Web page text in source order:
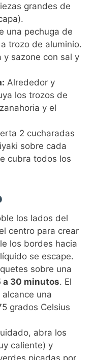
grandes de
una pechuga de
trozo de aluminio.
y sazone con sal y
Alrededor y
los trozos de
y el
2 cucharadas
sobre cada
cubra todos los
los lados del
centro para crear
los bordes hacia
se escape.
sobre una
a 30 minutos. El
una
grados Celsius
abra los
caliente) y